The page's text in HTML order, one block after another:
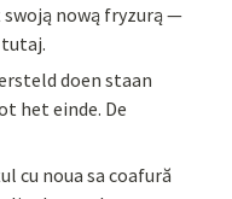
nową fryzurą —
tutaj.
doen staan
het einde. De
cu noua sa coafură